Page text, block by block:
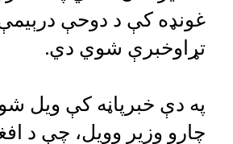
غونډه کې د دوحې
تړاوخبرې شوي دي.
په دې خبرپاڼه کې ویل
چارو وزیر وویل، چې د